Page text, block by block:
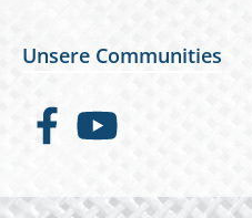
Unsere Communities
FacebookYouTube